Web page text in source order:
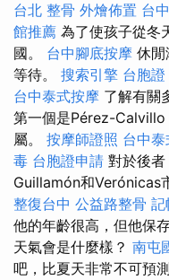
台北 整骨 外燴佈置 台
館推薦 為了使孩子從冬
國。 台中腳底按摩 休閒
等待。 搜索引擎 台胞
台中泰式按摩 了解有關
第一個是Pérez-
屬。 按摩師證照 台中
毒 台胞證申請 對於後
Guillamón和Verónicas
整復台中 公益路整骨 記
他的年齡很高，但他保
天氣會是什麼樣？ 南屯
吧，比夏天非常不可預